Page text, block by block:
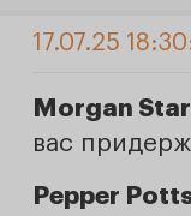
17.07.25
Morgan
вас
Pepper